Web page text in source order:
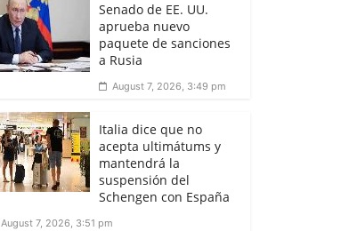
Senado de EE. UU.
aprueba nuevo
paquete de sanciones
a Rusia
August 7, 2026, 3:49 pm
Italia dice que no
acepta ultimátums y
mantendrá la
suspensión del
Schengen con España
August 7, 2026, 3:51 pm